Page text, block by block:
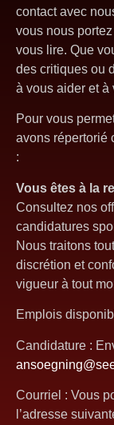
contact avec
vous nous
vous lire. Que
des critiques ou
à vous aider et à
Pour vous
avons répertorié
:
Vous êtes à la
Consultez nos
candidatures
Nous traitons
discrétion et
vigueur à tout
Emplois
Candidature :
Courriel : Vous
l’adresse